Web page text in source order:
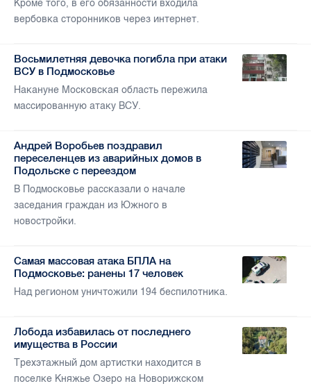
Кроме того, в его обязанности входила
вербовка сторонников через интернет.
Восьмилетняя девочка погибла при атаки
ВСУ в Подмосковье
Накануне Московская область пережила
массированную атаку ВСУ.
Андрей Воробьев поздравил
переселенцев из аварийных домов в
Подольске с переездом
В Подмосковье рассказали о начале
заседания граждан из Южного в
новостройки.
Самая массовая атака БПЛА на
Подмосковье: ранены 17 человек
Над регионом уничтожили 194 беспилотника.
Лобода избавилась от последнего
имущества в России
Трехэтажный дом артистки находится в
поселке Княжье Озеро на Новорижском